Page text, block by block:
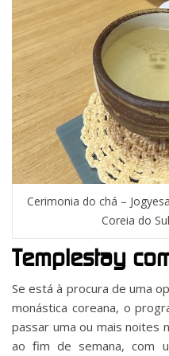
Cerimonia do chá –
Coreia do
Templestay
Se está à procura de uma
monástica coreana, o
passar uma ou mais noites
ao fim de semana, com